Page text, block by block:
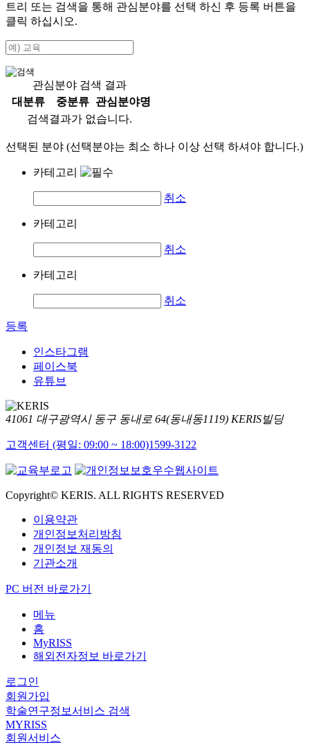
트리 또는 검색을 통해 관심분야를 선택 하신 후 등록 버튼을
클릭 하십시오.
관심분야 검색 결과
대분류
중분류
관심분야명
검색결과가 없습니다.
선택된 분야 (선택분야는 최소 하나 이상 선택 하셔야 합니다.)
카테고리
취소
카테고리
취소
카테고리
취소
등록
인스타그램
페이스북
유튜브
41061 대구광역시 동구 동내로 64(동내동1119) KERIS빌딩
고객센터 (평일: 09:00 ~ 18:00)1599-3122
Copyright© KERIS. ALL RIGHTS RESERVED
이용약관
개인정보처리방침
개인정보 재동의
기관소개
PC 버전 바로가기
메뉴
홈
MyRISS
해외전자정보 바로가기
로그인
회원가입
학술연구정보서비스 검색
MYRISS
회원서비스